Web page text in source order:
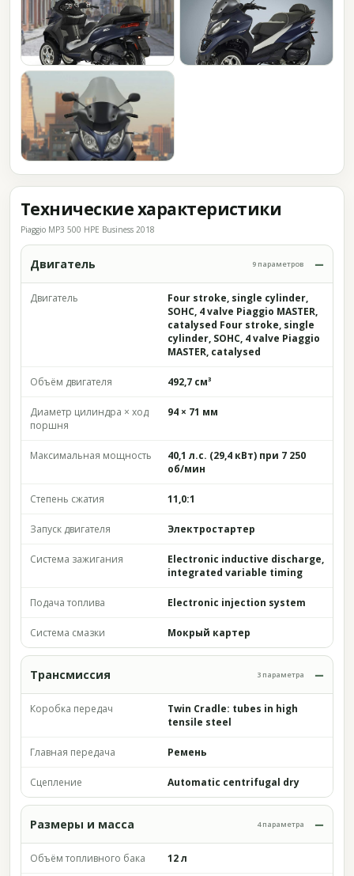
Технические характеристики
Piaggio MP3 500 HPE Business 2018
Двигатель 9 параметров
Двигатель
Four stroke, single cylinder,
SOHC, 4 valve Piaggio MASTER,
catalysed Four stroke, single
cylinder, SOHC, 4 valve Piaggio
MASTER, catalysed
Объём двигателя 492,7 см³
Диаметр цилиндра × ход
поршня
94 × 71 мм
Максимальная мощность
40,1 л.с. (29,4 кВт) при 7 250
об/мин
Степень сжатия 11,0:1
Запуск двигателя Электростартер
Система зажигания
Electronic inductive discharge,
integrated variable timing
Подача топлива Electronic injection system
Система смазки Мокрый картер
Трансмиссия 3 параметра
Коробка передач
Twin Cradle: tubes in high
tensile steel
Главная передача Ремень
Сцепление Automatic centrifugal dry
Размеры и масса 4 параметра
Объём топливного бака 12 л